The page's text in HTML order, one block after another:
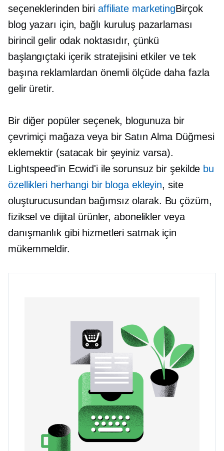
seçeneklerinden biri affiliate marketingBirçok
blog yazarı için, bağlı kuruluş pazarlaması
birincil gelir odak noktasıdır, çünkü
başlangıçtaki içerik stratejisini etkiler ve tek
başına reklamlardan önemli ölçüde daha fazla
gelir üretir.
Bir diğer popüler seçenek, blogunuza bir
çevrimiçi mağaza veya bir Satın Alma Düğmesi
eklemektir (satacak bir şeyiniz varsa).
Lightspeed'in Ecwid'i ile sorunsuz bir şekilde bu
özellikleri herhangi bir bloga ekleyin, site
oluşturucusundan bağımsız olarak. Bu çözüm,
fiziksel ve dijital ürünler, abonelikler veya
danışmanlık gibi hizmetleri satmak için
mükemmeldir.